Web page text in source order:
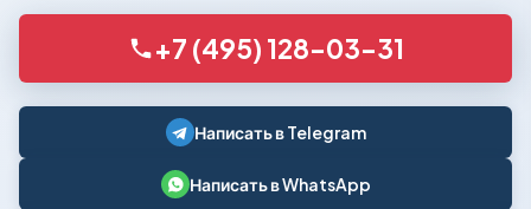
+7 (495) 128-03-31
Написать в Telegram
Написать в WhatsApp